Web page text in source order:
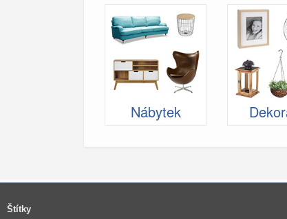
Nábytek
Štítky